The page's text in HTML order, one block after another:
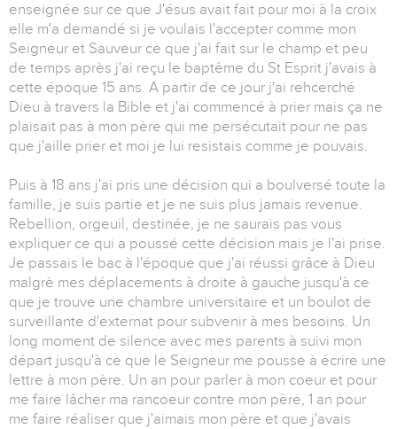
enseignée sur ce que J'ésus avait fait pour moi à la croix
elle m'a demandé si je voulais l'accepter comme mon
Seigneur et Sauveur ce que j'ai fait sur le champ et peu
de temps après j'ai reçu le baptême du St Esprit j'avais à
cette époque 15 ans. A partir de ce jour j'ai rehcerché
Dieu à travers la Bible et j'ai commencé à prier mais ça ne
plaisait pas à mon père qui me persécutait pour ne pas
que j'aille prier et moi je lui resistais comme je pouvais.
Puis à 18 ans j'ai pris une décision qui a boulversé toute la
famille, je suis partie et je ne suis plus jamais revenue.
Rebellion, orgeuil, destinée, je ne saurais pas vous
expliquer ce qui a poussé cette décision mais je l'ai prise.
Je passais le bac à l'époque que j'ai réussi grâce à Dieu
malgrè mes déplacements à droite à gauche jusqu'à ce
que je trouve une chambre universitaire et un boulot de
surveillante d'externat pour subvenir à mes besoins. Un
long moment de silence avec mes parents à suivi mon
départ jusqu'à ce que le Seigneur me pousse à écrire une
lettre à mon père. Un an pour parler à mon coeur et pour
me faire lâcher ma rancoeur contre mon père, 1 an pour
me faire réaliser que j'aimais mon père et que j'avais